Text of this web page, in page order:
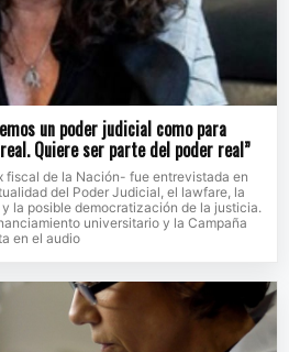
un poder judicial como para
Quiere ser parte del poder real”
fiscal de la Nación- fue entrevistada en
del Poder Judicial, el lawfare, la
la posible democratización de la justicia.
universitario y la Campaña
en el audio